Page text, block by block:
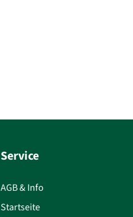
Service
AGB & Info
Startseite